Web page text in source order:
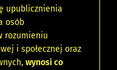
upublicznienia
osób
rozumieniu
i społecznej oraz
wynosi co